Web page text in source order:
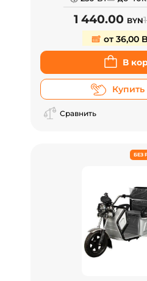
1 440.00 BYN
от 36,00
В
Купить
Сравнить
БЕЗ